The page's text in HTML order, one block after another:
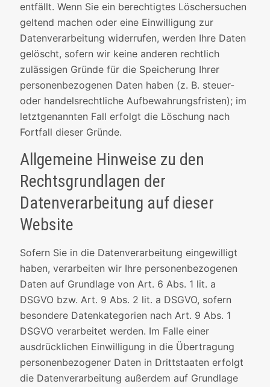
entfällt. Wenn Sie ein berechtigtes Löschersuchen
geltend machen oder eine Einwilligung zur
Datenverarbeitung widerrufen, werden Ihre Daten
gelöscht, sofern wir keine anderen rechtlich
zulässigen Gründe für die Speicherung Ihrer
personenbezogenen Daten haben (z. B. steuer-
oder handelsrechtliche Aufbewahrungsfristen); im
letztgenannten Fall erfolgt die Löschung nach
Fortfall dieser Gründe.
Allgemeine Hinweise zu den
Rechtsgrundlagen der
Datenverarbeitung auf dieser
Website
Sofern Sie in die Datenverarbeitung eingewilligt
haben, verarbeiten wir Ihre personenbezogenen
Daten auf Grundlage von Art. 6 Abs. 1 lit. a
DSGVO bzw. Art. 9 Abs. 2 lit. a DSGVO, sofern
besondere Datenkategorien nach Art. 9 Abs. 1
DSGVO verarbeitet werden. Im Falle einer
ausdrücklichen Einwilligung in die Übertragung
personenbezogener Daten in Drittstaaten erfolgt
die Datenverarbeitung außerdem auf Grundlage